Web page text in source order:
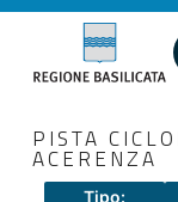
PISTA
ACERENZA
Tipo: